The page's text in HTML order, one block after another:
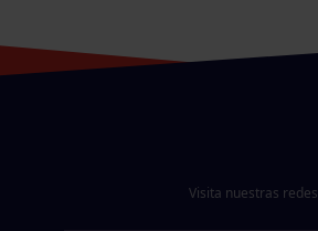
Visita nuestras redes